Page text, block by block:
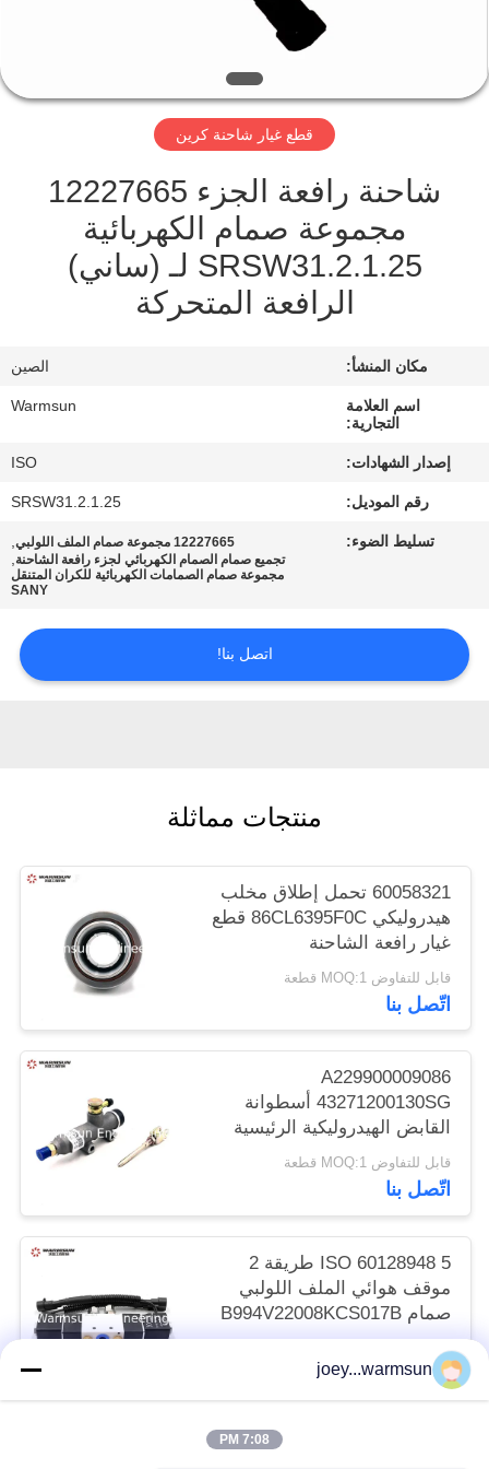
الجودة
اطلب
خريطة
الموقع
PRIVACY
POLICY
قطع غيار شاحنة كرين
شاحنة رافعة الجزء 12227665
مجموعة صمام الكهربائية
SRSW31.2.1.25 لـ (ساني)
الرافعة المتحركة
مكان المنشأ: الصين
اسم العلامة
التجارية:
Warmsun
إصدار الشهادات: ISO
رقم الموديل: SRSW31.2.1.25
تسليط الضوء: 12227665 مجموعة صمام الملف اللولبي ,
تجميع صمام الصمام الكهربائي لجزء رافعة الشاحنة,
مجموعة صمام الصمامات الكهربائية للكران المتنقل
SANY
اتصل بنا!
منتجات مماثلة
60058321 تحمل إطلاق مخلب
هيدروليكي 86CL6395F0C قطع
غيار رافعة الشاحنة
قابل للتفاوض MOQ:1 قطعة
اتّصل بنا
A229900009086
43271200130SG أسطوانة
القابض الهيدروليكية الرئيسية
قابل للتفاوض MOQ:1 قطعة
اتّصل بنا
ISO 60128948 5 طريقة 2
موقف هوائي الملف اللولبي
صمام B994V22008KCS017B
قابل للتفاوض MOQ:1 قطعة
اتّصل بنا
joey...warmsun
7:08 PM